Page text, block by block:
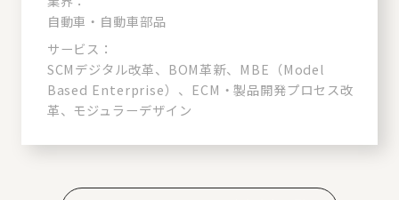
自動車・自動車部品
サービス：
SCMデジタル改革、BOM革新、MBE（Model
Based Enterprise）、ECM・製品開発プロセス改
革、モジュラーデザイン